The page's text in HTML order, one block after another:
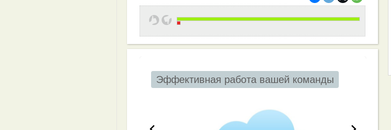
Эффективная работа вашей команды